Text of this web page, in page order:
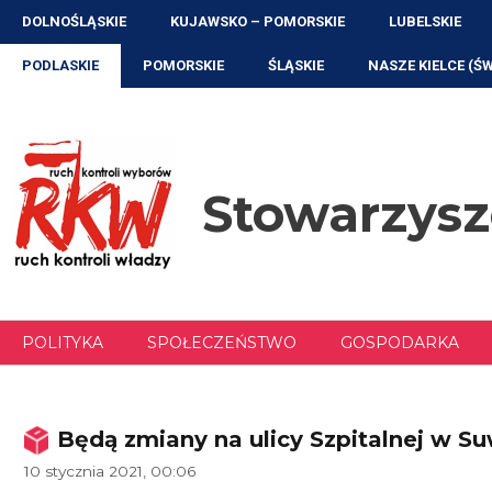
Przejdź
treści
DOLNOŚLĄSKIE KUJAWSKO – POMORSKIE LUBELSKIE
PODLASKIE POMORSKIE ŚLĄSKIE NASZE KIELCE
POLITYKA SPOŁECZEŃSTWO GOSPODARKA
Będą zmiany na ulicy Szpitalnej w
10 stycznia 2021, 00:06